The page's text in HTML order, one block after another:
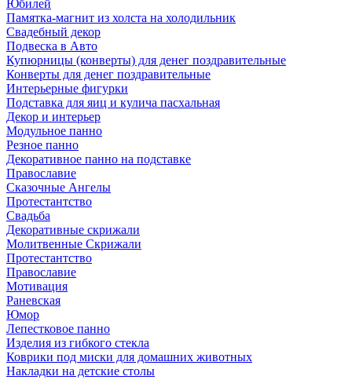
Юбилей
Памятка-магнит из холста на холодильник
Свадебный декор
Подвеска в Авто
Купюрницы (конверты) для денег поздравительные
Конверты для денег поздравительные
Интерьерные фигурки
Подставка для яиц и кулича пасхальная
Декор и интерьер
Модульное панно
Резное панно
Декоративное панно на подставке
Православие
Сказочные Ангелы
Протестантство
Свадьба
Декоративные скрижали
Молитвенные Скрижали
Протестантство
Православие
Мотивация
Раневская
Юмор
Лепестковое панно
Изделия из гибкого стекла
Коврики под миски для домашних животных
Накладки на детские столы